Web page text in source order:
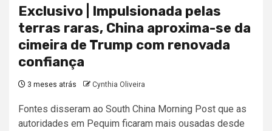
Exclusivo | Impulsionada pelas
terras raras, China aproxima-se da
cimeira de Trump com renovada
confiança
3 meses atrás Cynthia Oliveira
Fontes disseram ao South China Morning Post que as
autoridades em Pequim ficaram mais ousadas desde